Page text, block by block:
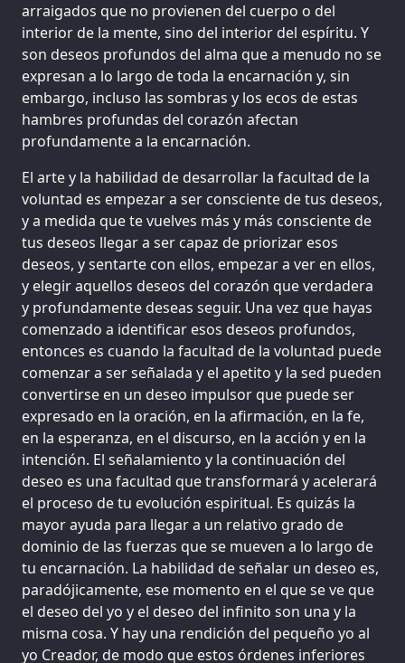
arraigados que no provienen del cuerpo o del
interior de la mente, sino del interior del espíritu. Y
son deseos profundos del alma que a menudo no se
expresan a lo largo de toda la encarnación y, sin
embargo, incluso las sombras y los ecos de estas
hambres profundas del corazón afectan
profundamente a la encarnación.
El arte y la habilidad de desarrollar la facultad de la
voluntad es empezar a ser consciente de tus deseos,
y a medida que te vuelves más y más consciente de
tus deseos llegar a ser capaz de priorizar esos
deseos, y sentarte con ellos, empezar a ver en ellos,
y elegir aquellos deseos del corazón que verdadera
y profundamente deseas seguir. Una vez que hayas
comenzado a identificar esos deseos profundos,
entonces es cuando la facultad de la voluntad puede
comenzar a ser señalada y el apetito y la sed pueden
convertirse en un deseo impulsor que puede ser
expresado en la oración, en la afirmación, en la fe,
en la esperanza, en el discurso, en la acción y en la
intención. El señalamiento y la continuación del
deseo es una facultad que transformará y acelerará
el proceso de tu evolución espiritual. Es quizás la
mayor ayuda para llegar a un relativo grado de
dominio de las fuerzas que se mueven a lo largo de
tu encarnación. La habilidad de señalar un deseo es,
paradójicamente, ese momento en el que se ve que
el deseo del yo y el deseo del infinito son una y la
misma cosa. Y hay una rendición del pequeño yo al
yo Creador, de modo que estos órdenes inferiores